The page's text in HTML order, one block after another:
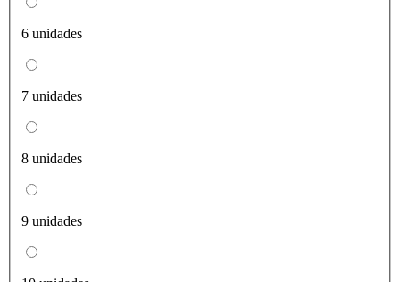
6 unidades
7 unidades
8 unidades
9 unidades